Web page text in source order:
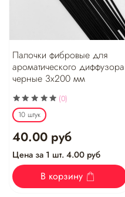
Палочки фибровые для
ароматического диффузора
черные 3х200 мм
(0)
10 штук
40.00 руб
Цена за 1 шт. 4.00 руб
В корзину